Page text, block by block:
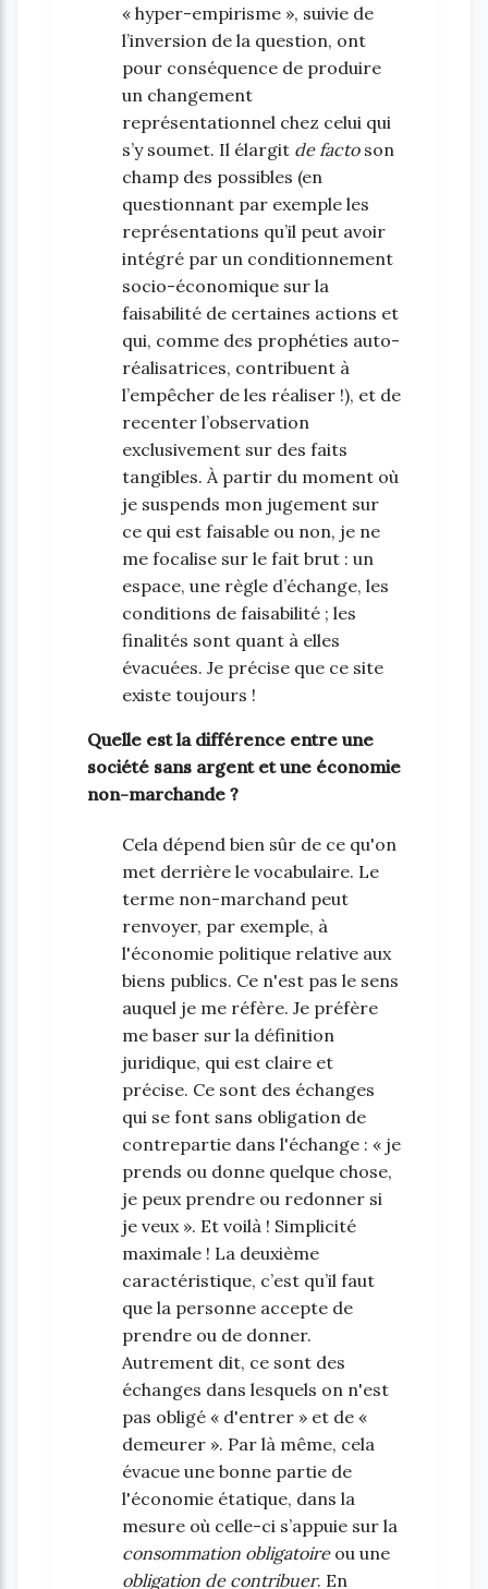
« hyper-empirisme », suivie de
l’inversion de la question, ont
pour conséquence de produire
un changement
représentationnel chez celui qui
s’y soumet. Il élargit de factoson
champ des possibles (en
questionnant par exemple les
représentations qu’il peut avoir
intégré par un conditionnement
socio-économique sur la
faisabilité de certaines actions et
qui, comme des prophéties auto-
réalisatrices, contribuent à
l’empêcher de les réaliser !), et de
recenter l’observation
exclusivement sur des faits
tangibles. À partir du moment où
je suspends mon jugement sur
ce qui est faisable ou non, je ne
me focalise sur le fait brut : un
espace, une règle d’échange, les
conditions de faisabilité ; les
finalités sont quant à elles
évacuées. Je précise que ce site
existe toujours !
Quelle est la différence entre une
société sans argent et une économie
non-marchande ?
Cela dépend bien sûr de ce qu'on
met derrière le vocabulaire. Le
terme non-marchand peut
renvoyer, par exemple, à
l'économie politique relative aux
biens publics. Ce n'est pas le sens
auquel je me réfère. Je préfère
me baser sur la définition
juridique, qui est claire et
précise. Ce sont des échanges
qui se font sans obligation de
contrepartie dans l'échange : « je
prends ou donne quelque chose,
je peux prendre ou redonner si
je veux ». Et voilà ! Simplicité
maximale ! La deuxième
caractéristique, c’est qu’il faut
que la personne accepte de
prendre ou de donner.
Autrement dit, ce sont des
échanges dans lesquels on n'est
pas obligé « d'entrer » et de «
demeurer ». Par là même, cela
évacue une bonne partie de
l'économie étatique, dans la
mesure où celle-ci s’appuie sur la
consommation obligatoireou une
obligation de contribuer. En